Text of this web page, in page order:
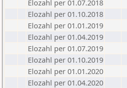
Elozahl per 01.07.2018
Elozahl per 01.10.2018
Elozahl per 01.01.2019
Elozahl per 01.04.2019
Elozahl per 01.07.2019
Elozahl per 01.10.2019
Elozahl per 01.01.2020
Elozahl per 01.04.2020